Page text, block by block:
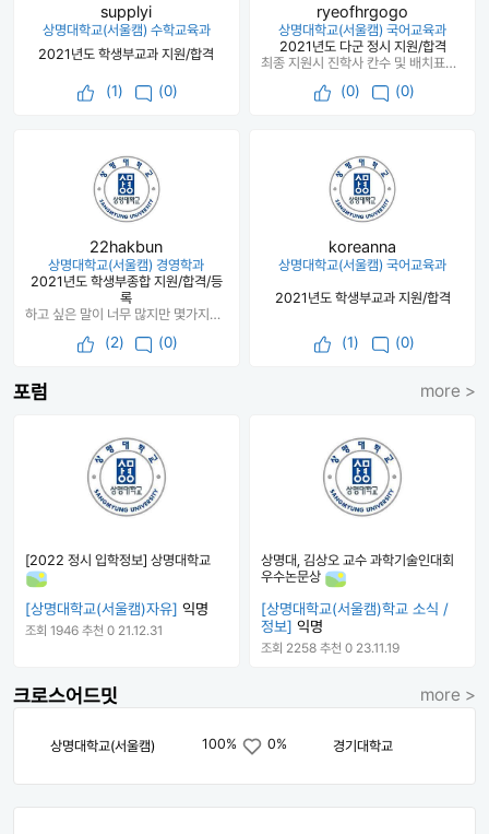
supplyi
상명대학교(서울캠) 수학교육과
2021년도 학생부교과 지원/합격
(1) (0)
ryeofhrgogo
상명대학교(서울캠) 국어교육과
2021년도 다군 정시 지원/합격
최종 지원시 진학사 칸수 및 배치표는 오래전이라 기억이 잘 나지는 않지만, 교원대는 상향이였고 공주교대는 적정~안정, 상명대는 하향이였습니당. (저는 재수생이어서 무조건 안정을 추구하기도 했고 교대를 너무 가고 싶어서 고민 끝에 정시 원서 3장을 이런 식으로 썼습니다!) 저는 현역때 수능성적이 43223이였는데요 결국 원하는 대학에 실패하여 쌩재수를 선택했습니다. ㅠㅠ 심하게 뒷북이긴 하지만 수능이 백일도 안남은 이 시점에서 수험생 분들께 힘이 되었으면 하는 마음에 한번 합격 수기를 올려봅니당,, 늦지 않았으니까 끝까지 힘내셨으면 좋겠어요!!! 저도 엄청 멘탈 약하고 잘 흔들리는데 그래도 마지막 백일 남았을때 바짝해서 현역 때에 비해 성적 많이 올렸습니다 ㅎㅎ
(0) (0)
22hakbun
상명대학교(서울캠) 경영학과
2021년도 학생부종합 지원/합격/등
록
하고 싶은 말이 너무 많지만 몇가지만 딱 정해서 말하라고 하면 저는 성적을 꼭 열심히 챙기라고 말해주고 싶어요!! 저는 생기부는 학교뿐만아니라 대치동 입시컨설팅에서도 잘채웠다고 하는 정도였지만 성적이 3등급 중반이었기 때문에 학교 쓰는데 제약이 너무 많았어요ㅠㅠ 성적때문에 떨어진대학들도 있고요!! 그래서 꼭 성적을 잘챙기렸으몬 좋겠습니다!! 두번째는 학교 선생님들 맹신하지 말라는거에요!! 저희 학교는 생기부도 안챙겨주고 알아서 해야하는 학교여서 알아서 챙겼고 저는 수시 상담도 한번만 했어요!! 저는 6종합이었는데 계속 교과를 쓰라고 하시는 담임선생님때문에 오히려 스트레스를 받았던 기억이,,, 자소서는 국어학원선생님하고 적고 담임선생님께는 제출한뒤 보여드렸어요!! 저희 윗 선배들 자소서를 돌려서 공유했던 얘기가 있어서,, (그만큼 선생님들이 답이 없었음..) 전 마지막까지도 상명대 쓰면 광타ㄹ하고 땅치고 흐뢰할거라는 악담들었지만 최초합했습니다!! 학교 선생님들이 오히려 더 모르실때도 있어요ㅠㅠ 주변 학원선생님들 말도 최대한 많이 들어보는게 좋고 컨설팅은 꼭 받아보라고 추천드리고 싶네요!! 개인적으로 제 등급대인 분들은 2학기 내신도 챙겨서 나중에 반수한번 넣어보는것도 나쁘지 않다고 생각해요!!
(2) (0)
koreanna
상명대학교(서울캠) 국어교육과
2021년도 학생부교과 지원/합격
(1) (0)
포럼 more >
[2022 정시 입학정보] 상명대학교
[상명대학교(서울캠)자유] 익명
조회 1946 추천 0 21.12.31
상명대, 김상오 교수 과학기술인대회
우수논문상
[상명대학교(서울캠)학교 소식 /
정보] 익명
조회 2258 추천 0 23.11.19
크로스어드밋 more >
상명대학교(서울캠) 100% 0% 경기대학교